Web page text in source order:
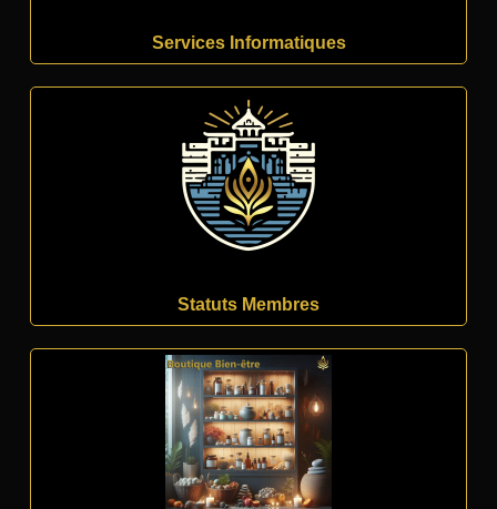
Services Informatiques
Statuts Membres